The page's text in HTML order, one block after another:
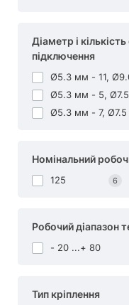
Діаметр і
підключення
Ø5.3 мм - 11,
Ø5.3 мм - 5,
Ø5.3 мм - 7,
Номінальний
125 6
Робочий діапазон
- 20 ...+ 80
Тип кріплення